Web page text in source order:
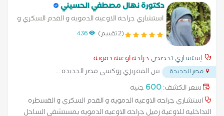
دكتورة نهال مصطفي الحسيني
استشاري جراحه الاوعيه الدمويه و القدم السكري و
القسطره التداخليه للاوعية زميل جراحه الاوعيه
(2 تقييم) 436
إستشاري تخصص جراحة اوعية دموية
مصر الجديدة ش المقريزي روكسي مصر الجديدة...
سعر الكشف:600 جنيه
استشاري جراحه الاوعيه الدمويه و القدم السكري و القسطره
التداخليه للاوعية زميل جراحه الاوعيه الدمويه بمستشفى الساحل